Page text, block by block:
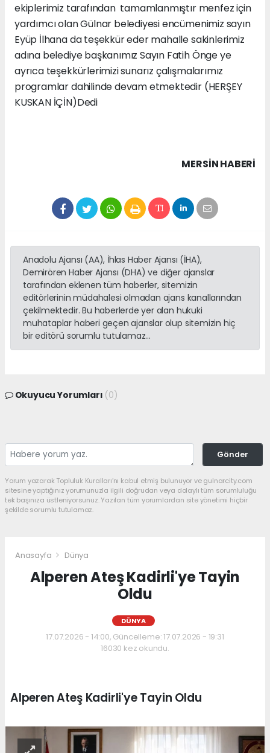
ekiplerimiz tarafından tamamlanmıştır menfez için
yardımcı olan Gülnar belediyesi encümenimiz sayın
Eyüp İlhana da teşekkür eder mahalle sakinlerimiz
adına belediye başkanımız Sayın Fatih Önge ye
ayrıca teşekkürlerimizi sunarız çalışmalarımız
programlar dahilinde devam etmektedir (HERŞEY
KUSKAN İÇİN)Dedi
MERSIN HABERİ
Anadolu Ajansı (AA), İhlas Haber Ajansı (İHA),
Demirören Haber Ajansı (DHA) ve diğer ajanslar
tarafından eklenen tüm haberler, sitemizin
editörlerinin müdahalesi olmadan ajans kanallarından
çekilmektedir. Bu haberlerde yer alan hukuki
muhataplar haberi geçen ajanslar olup sitemizin hiç
bir editörü sorumlu tutulamaz...
Okuyucu Yorumları (0)
Gönder
Yorum yazarak Topluluk Kuralları’nı kabul etmiş bulunuyor ve gulnarcity.com
sitesine yaptığınız yorumunuzla ilgili doğrudan veya dolaylı tüm sorumluluğu
tek başınıza üstleniyorsunuz. Yazılan tüm yorumlardan site yönetimi hiçbir
şekilde sorumlu tutulamaz.
Anasayfa Dünya
Alperen Ateş Kadirli'ye Tayin
Oldu
DÜNYA
17.07.2026 - 14:00, Güncelleme: 17.07.2026 - 19:31
16030 kez okundu.
Alperen Ateş Kadirli'ye Tayin Oldu